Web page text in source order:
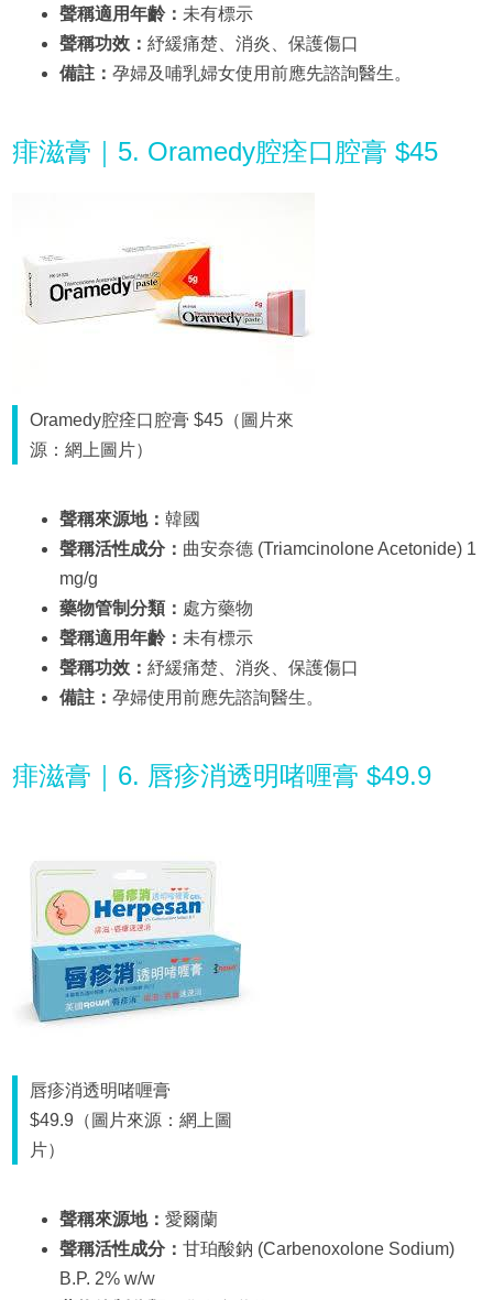
聲稱適用年齡： 未有標示
聲稱功效： 紓緩痛楚、消炎、保護傷口
備註： 孕婦及哺乳婦女使用前應先諮詢醫生。
痱滋膏｜5. Oramedy腔痊口腔膏 $45
Oramedy腔痊口腔膏 $45（圖片來
源：網上圖片）
聲稱來源地： 韓國
聲稱活性成分： 曲安奈德 (Triamcinolone Acetonide) 1
mg/g
藥物管制分類： 處方藥物
聲稱適用年齡： 未有標示
聲稱功效： 紓緩痛楚、消炎、保護傷口
備註： 孕婦使用前應先諮詢醫生。
痱滋膏｜6. 唇疹消透明啫喱膏 $49.9
唇疹消透明啫喱膏
$49.9（圖片來源：網上圖
片）
聲稱來源地： 愛爾蘭
聲稱活性成分： 甘珀酸鈉 (Carbenoxolone Sodium)
B.P. 2% w/w